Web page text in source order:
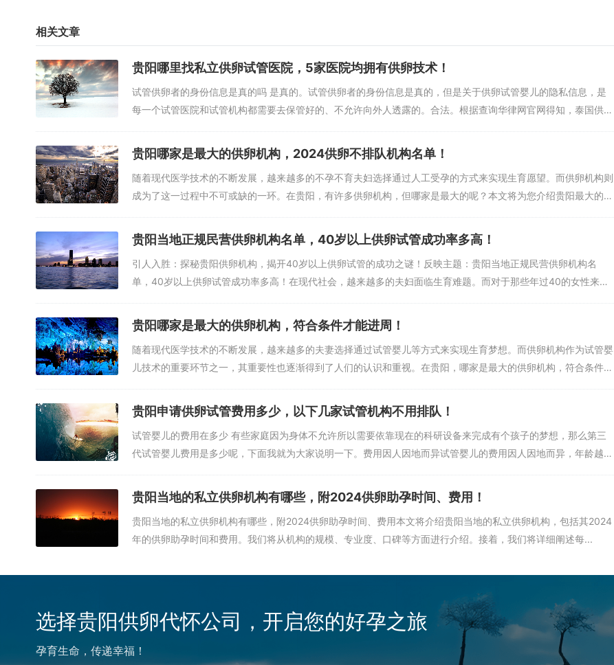
试管婴儿过程中的各种心理困扰。
6. 贵阳市第一人民医院生殖医学中心
贵阳市第一人民医院生殖医学中心是一家专业的生殖医院，拥有一流的设备和专业的医疗团队。该中心在试管婴儿领域取得了显著的成
就，成功率较高。中心提供全方位的试管婴儿服务，包括辅助生殖技术、胚胎培养和移植等。中心还注重患者的心理健康，提供心理咨询
7. 贵阳市妇幼保健院辅助生殖中心
贵阳市妇幼保健院辅助生殖中心是一家专业的辅助生殖医院，拥有一流的设备和专业的医疗团队。该中心在试管婴儿领域积累了丰富的经
8. 贵阳市中医院辅助生殖中心
贵阳市中医院辅助生殖中心是一家专业的辅助生殖医院，拥有一流的设备和专业的医疗团队。该中心在试管婴儿领域取得了显著的成就，
相关文章
贵阳哪里找私立供卵试管医院，5家医院均拥有供卵技术！
试管供卵者的身份信息是真的吗 是真的。试管供卵者的身份信息是真的，但是关于供卵试管婴儿的隐私信息，是
每一个试管医院和试管机构都需要去保管好的、不允许向外人透露的。合法。根据查询华律网官网得知，泰国供
贵阳哪家是最大的供卵机构，2024供卵不排队机构名单！
随着现代医学技术的不断发展，越来越多的不孕不育夫妇选择通过人工受孕的方式来实现生育愿望。而供卵机构则
成为了这一过程中不可或缺的一环。在贵阳，有许多供卵机构，但哪家是最大的呢？本文将为您介绍贵阳最大的
贵阳当地正规民营供卵机构名单，40岁以上供卵试管成功率多高！
引人入胜：探秘贵阳供卵机构，揭开40岁以上供卵试管的成功之谜！反映主题：贵阳当地正规民营供卵机构名
单，40岁以上供卵试管成功率多高！在现代社会，越来越多的夫妇面临生育难题。而对于那些年过40的女性来
贵阳哪家是最大的供卵机构，符合条件才能进周！
随着现代医学技术的不断发展，越来越多的夫妻选择通过试管婴儿等方式来实现生育梦想。而供卵机构作为试管婴
儿技术的重要环节之一，其重要性也逐渐得到了人们的认识和重视。在贵阳，哪家是最大的供卵机构，符合条件
贵阳申请供卵试管费用多少，以下几家试管机构不用排队！
试管婴儿的费用在多少 有些家庭因为身体不允许所以需要依靠现在的科研设备来完成有个孩子的梦想，那么第三
代试管婴儿费用是多少呢，下面我就为大家说明一下。费用因人因地而异试管婴儿的费用因人因地而异，年龄越
贵阳当地的私立供卵机构有哪些，附2024供卵助孕时间、费用！
贵阳当地的私立供卵机构有哪些，附2024供卵助孕时间、费用本文将介绍贵阳当地的私立供卵机构，包括其2024
年的供卵助孕时间和费用。我们将从机构的规模、专业度、口碑等方面进行介绍。接着，我们将详细阐述每...
选择贵阳供卵代怀公司，开启您的好孕之旅
孕育生命，传递幸福！